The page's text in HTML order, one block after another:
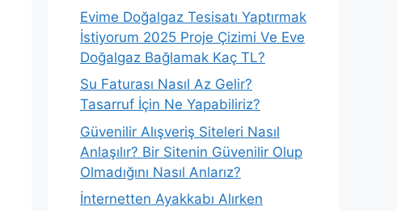
Evime Doğalgaz Tesisatı Yaptırmak
İstiyorum 2025 Proje Çizimi Ve Eve
Doğalgaz Bağlamak Kaç TL?
Su Faturası Nasıl Az Gelir?
Tasarruf İçin Ne Yapabiliriz?
Güvenilir Alışveriş Siteleri Nasıl
Anlaşılır? Bir Sitenin Güvenilir Olup
Olmadığını Nasıl Anlarız?
İnternetten Ayakkabı Alırken